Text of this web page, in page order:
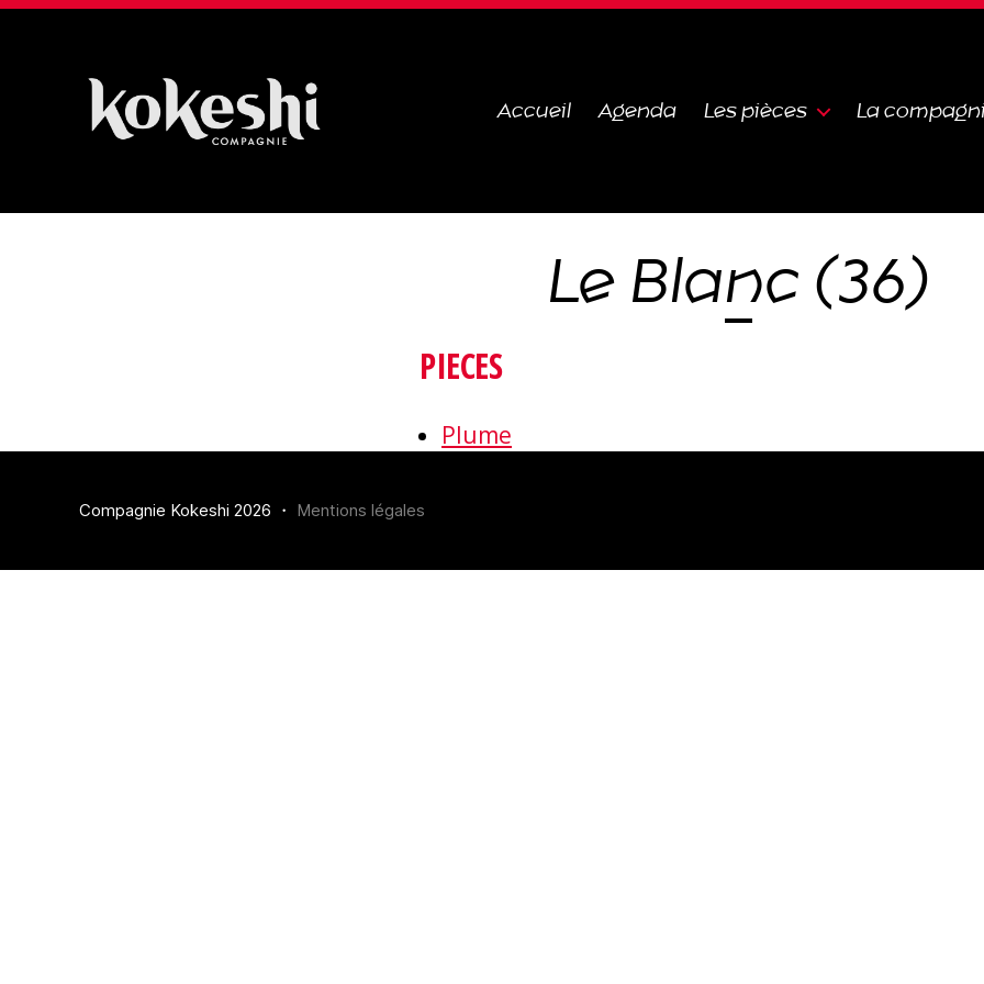
Accueil Agenda Les pièces La
Le Blanc (36)
PIECES
Plume
Compagnie Kokeshi 2026 ・ Mentions légales